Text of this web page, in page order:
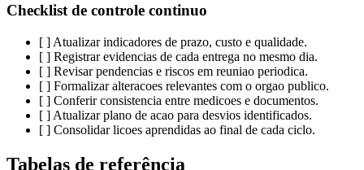
Checklist de controle continuo
[ ] Atualizar indicadores de prazo, custo e qualidade.
[ ] Registrar evidencias de cada entrega no mesmo dia.
[ ] Revisar pendencias e riscos em reuniao periodica.
[ ] Formalizar alteracoes relevantes com o orgao publico.
[ ] Conferir consistencia entre medicoes e documentos.
[ ] Atualizar plano de acao para desvios identificados.
[ ] Consolidar licoes aprendidas ao final de cada ciclo.
Tabelas de referência